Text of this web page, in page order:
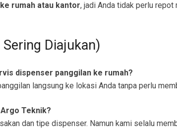
rumah atau kantor, jadi Anda tidak perlu
Diajukan)
dispenser panggilan ke rumah?
langsung ke lokasi Anda tanpa perlu
Teknik?
dan tipe dispenser. Namun kami selalu